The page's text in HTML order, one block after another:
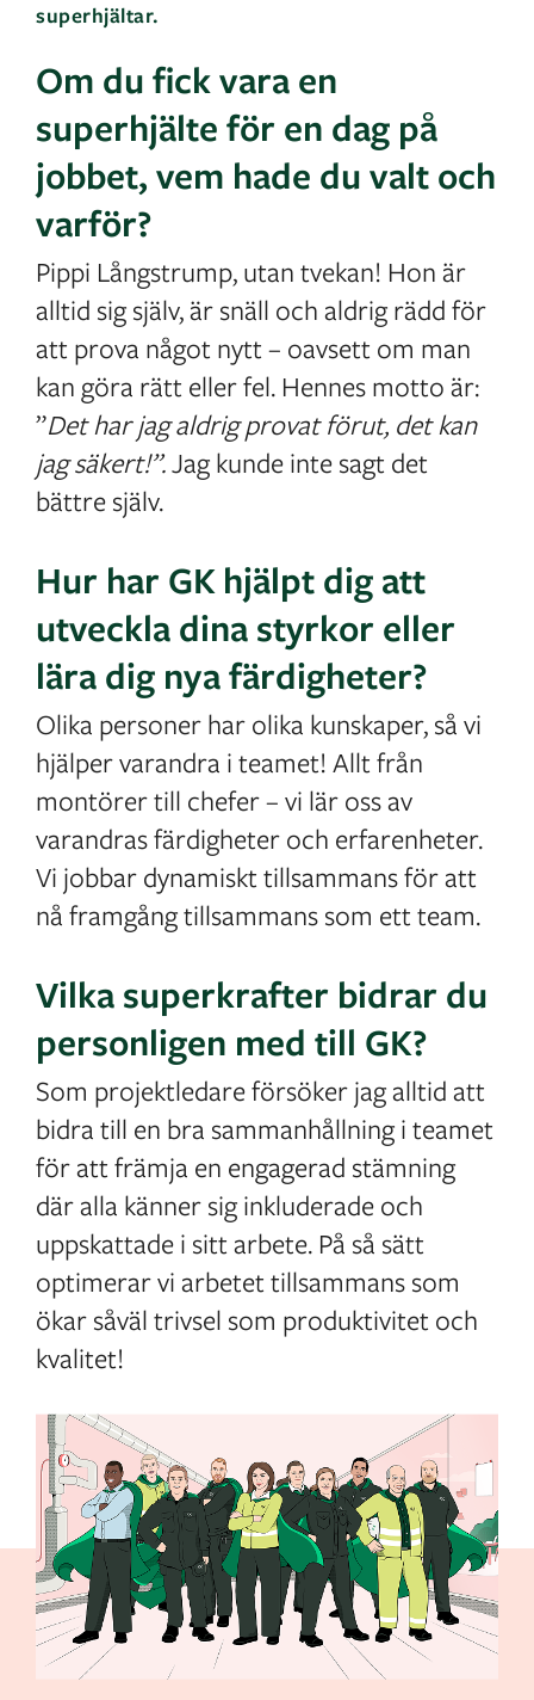
superhjältar.
Om du fick vara en
superhjälte för en dag på
jobbet, vem hade du valt och
varför?
Pippi Långstrump, utan tvekan! Hon är
alltid sig själv, är snäll och aldrig rädd för
att prova något nytt – oavsett om man
kan göra rätt eller fel. Hennes motto är:
”Det har jag aldrig provat förut, det kan
jag säkert!”.Jag kunde inte sagt det
bättre själv.
Hur har GK hjälpt dig att
utveckla dina styrkor eller
lära dig nya färdigheter?
Olika personer har olika kunskaper, så vi
hjälper varandra i teamet! Allt från
montörer till chefer – vi lär oss av
varandras färdigheter och erfarenheter.
Vi jobbar dynamiskt tillsammans för att
nå framgång tillsammans som ett team.
Vilka superkrafter bidrar du
personligen med till GK?
Som projektledare försöker jag alltid att
bidra till en bra sammanhållning i teamet
för att främja en engagerad stämning
där alla känner sig inkluderade och
uppskattade i sitt arbete. På så sätt
optimerar vi arbetet tillsammans som
ökar såväl trivsel som produktivitet och
kvalitet!